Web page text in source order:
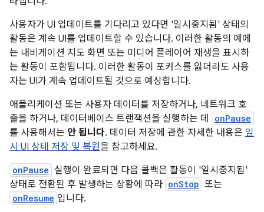
사용자가 UI 업데이트를 기다리고 있다면 '일시중지됨' 상태의
활동은 계속 UI를 업데이트할 수 있습니다. 이러한 활동의 예에
는 내비게이션 지도 화면 또는 미디어 플레이어 재생을 표시하
는 활동이 포함됩니다. 이러한 활동이 포커스를 잃더라도 사용
자는 UI가 계속 업데이트될 것으로 예상합니다.
애플리케이션 또는 사용자 데이터를 저장하거나, 네트워크 호
출을 하거나, 데이터베이스 트랜잭션을 실행하는 데
onPause
를 사용해서는 안 됩니다. 데이터 저장에 관한 자세한 내용은 임
시 UI 상태 저장 및 복원을 참고하세요.
onPause 실행이 완료되면 다음 콜백은 활동이 '일시중지됨'
상태로 전환된 후 발생하는 상황에 따라 onStop 또는
onResume 입니다.